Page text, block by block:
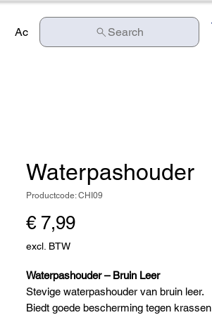
Actie Contact Search
Waterpashouder
Productcode: CHI09
€ 7,99Prijs
excl. BTW
Waterpashouder – Bruin Leer
Stevige waterpashouder van bruin leer.
Biedt goede bescherming tegen krassen